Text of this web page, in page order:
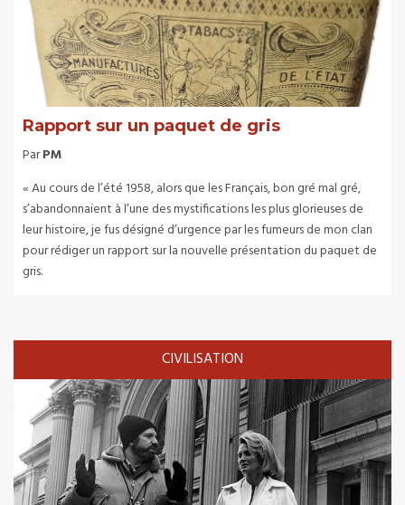
Rapport sur un paquet de gris
ParPM
« Au cours de l’été 1958, alors que les Français, bon gré mal gré,
s’abandonnaient à l’une des mystifications les plus glorieuses de
leur histoire, je fus désigné d’urgence par les fumeurs de mon clan
pour rédiger un rapport sur la nouvelle présentation du paquet de
gris.
CIVILISATION